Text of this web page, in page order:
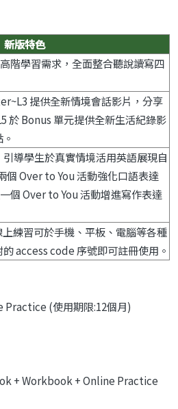
新版特色
階學習需求，全面整合聽說讀寫四
提供全新情境會話影片，分享
於 Bonus 單元提供全新生活紀錄影
導學生於真實情境活用英語展現自
Over to You 活動強化口語表達
個 Over to You 活動增進寫作表達
練習可於手機、平板、電腦等各種
access code 序號即可註冊使用。
(使用期限:12個月)
+ Workbook + Online Practice